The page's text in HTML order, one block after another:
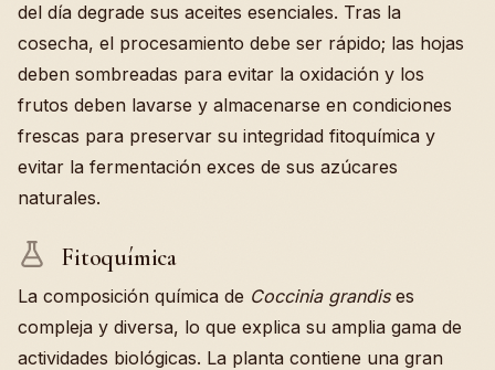
del día degrade sus aceites esenciales. Tras la
cosecha, el procesamiento debe ser rápido; las hojas
deben sombreadas para evitar la oxidación y los
frutos deben lavarse y almacenarse en condiciones
frescas para preservar su integridad fitoquímica y
evitar la fermentación exces de sus azúcares
naturales.
Fitoquímica
La composición química de Coccinia grandises
compleja y diversa, lo que explica su amplia gama de
actividades biológicas. La planta contiene una gran